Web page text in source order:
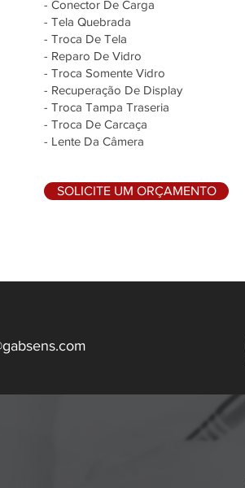
- Conector De Carga
- Tela Quebrada
- Troca De Tela
- Reparo De Vidro
- Troca Somente Vidro
- Recuperação De Display
- Troca Tampa Traseria
- Troca De Carcaça
- Lente Da Câmera
SOLICITE UM ORÇAMENTO